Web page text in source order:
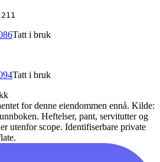
211
Tatt i bruk
Tatt i bruk
for denne eiendommen ennå. Kilde:
Heftelser, pant, servitutter og
utenfor scope. Identifiserbare private